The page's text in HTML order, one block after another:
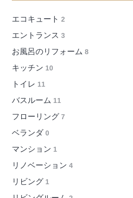
エコキュート 2
エントランス 3
お風呂のリフォーム 8
キッチン 10
トイレ 11
バスルーム 11
フローリング 7
ベランダ 0
マンション 1
リノベーション 4
リビング 1